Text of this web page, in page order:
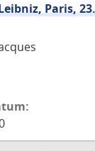
Paris,